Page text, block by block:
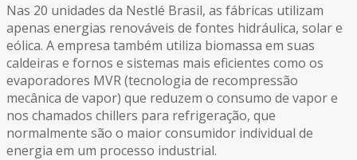
Nas 20 unidades da Nestlé Brasil, as fábricas utilizam
apenas energias renováveis de fontes hidráulica, solar e
eólica. A empresa também utiliza biomassa em suas
caldeiras e fornos e sistemas mais eficientes como os
evaporadores MVR (tecnologia de recompressão
mecânica de vapor) que reduzem o consumo de vapor e
nos chamados chillers para refrigeração, que
normalmente são o maior consumidor individual de
energia em um processo industrial.